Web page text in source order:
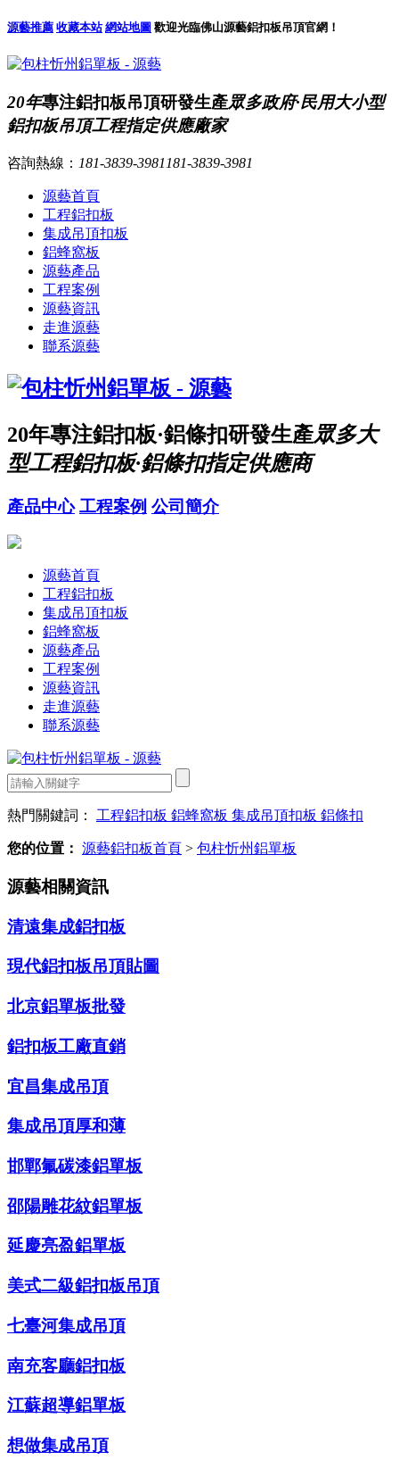
源藝推薦 收藏本站 網站地圖 歡迎光臨佛山源藝鋁扣板吊頂官網！
20年專注鋁扣板吊頂研發生產眾多政府·民用大小型
鋁扣板吊頂工程指定供應廠家
咨詢熱線： 181-3839-3981 181-3839-3981
源藝首頁
工程鋁扣板
集成吊頂扣板
鋁蜂窩板
源藝產品
工程案例
源藝資訊
走進源藝
聯系源藝
20年專注鋁扣板·鋁條扣研發生產眾多大
型工程鋁扣板·鋁條扣指定供應商
產品中心 工程案例 公司簡介
源藝首頁
工程鋁扣板
集成吊頂扣板
鋁蜂窩板
源藝產品
工程案例
源藝資訊
走進源藝
聯系源藝
熱門關鍵詞： 工程鋁扣板 鋁蜂窩板 集成吊頂扣板 鋁條扣
您的位置： 源藝鋁扣板首頁 > 包柱忻州鋁單板
源藝相關資訊
清遠集成鋁扣板
現代鋁扣板吊頂貼圖
北京鋁單板批發
鋁扣板工廠直銷
宜昌集成吊頂
集成吊頂厚和薄
邯鄲氟碳漆鋁單板
邵陽雕花紋鋁單板
延慶亮盈鋁單板
美式二級鋁扣板吊頂
七臺河集成吊頂
南充客廳鋁扣板
江蘇超導鋁單板
想做集成吊頂